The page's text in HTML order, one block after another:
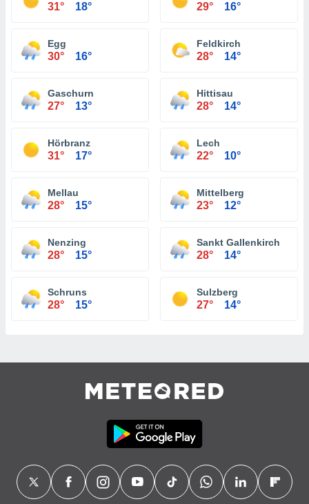
31° 18° 29° 16°
Egg
30° 16°
Feldkirch
28° 14°
Gaschurn
27° 13°
Hittisau
28° 14°
Hörbranz
31° 17°
Lech
22° 10°
Mellau
28° 15°
Mittelberg
23° 12°
Nenzing
28° 15°
Sankt Gallenkirch
28° 14°
Schruns
28° 15°
Sulzberg
27° 14°